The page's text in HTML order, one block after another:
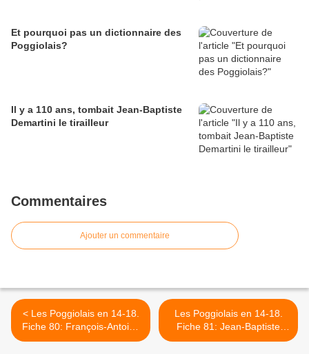
Et pourquoi pas un dictionnaire des
Poggiolais?
Il y a 110 ans, tombait Jean-Baptiste
Demartini le tirailleur
Commentaires
Ajouter un commentaire
< Les Poggiolais en 14-18.
Fiche 80: François-Antoine
PAOLI
Les Poggiolais en 14-18.
Fiche 81: Jean-Baptiste
PAOLI, le dernier survivant